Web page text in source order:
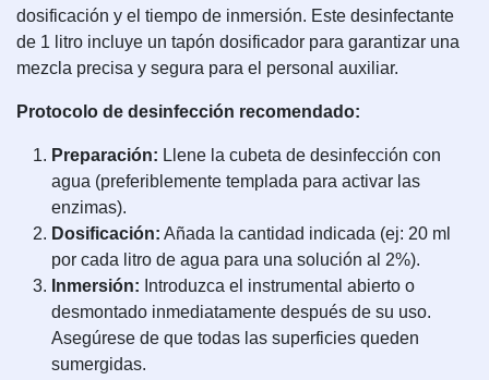
dosificación y el tiempo de inmersión. Este desinfectante
de 1 litro incluye un tapón dosificador para garantizar una
mezcla precisa y segura para el personal auxiliar.
Protocolo de desinfección recomendado:
Preparación: Llene la cubeta de desinfección con
agua (preferiblemente templada para activar las
enzimas).
Dosificación: Añada la cantidad indicada (ej: 20 ml
por cada litro de agua para una solución al 2%).
Inmersión: Introduzca el instrumental abierto o
desmontado inmediatamente después de su uso.
Asegúrese de que todas las superficies queden
sumergidas.